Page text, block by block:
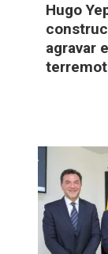
Hugo
agravar